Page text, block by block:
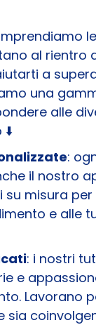
al rientro
a
una
alle
⬇️
:
il nostro
su misura
e alle
: i nostri
e
Lavorano
sia